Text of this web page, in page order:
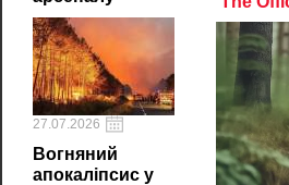
27.07.2026
Вогняний
апокаліпсис у